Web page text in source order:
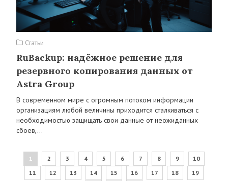
Статьи
RuBackup: надёжное решение для
резервного копирования данных от
Astra Group
В современном мире с огромным потоком информации
организациям любой величины приходится сталкиваться с
необходимостью защищать свои данные от неожиданных
сбоев,…
1 2 3 4 5 6 7 8 9
10
11
12 13 14 15 16 17 18
19